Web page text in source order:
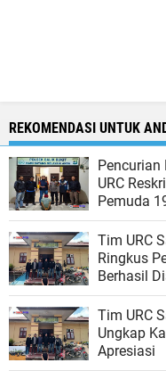
REKOMENDASI UNTUK
Pencurian
URC
Pemuda
Tim URC
Ringkus
Berhasil
Tim URC
Ungkap
Apresiasi